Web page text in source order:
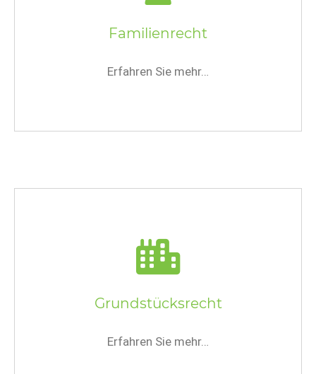
Familienrecht
Erfahren Sie mehr…
Grundstücksrecht
Erfahren Sie mehr…